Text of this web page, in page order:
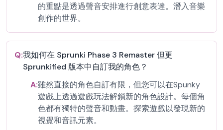
的重點是透過聲音安排進行創意表達。潛入音樂
創作的世界。
Q:我如何在 Sprunki Phase 3 Remaster 但更
Sprunkified 版本中自訂我的角色？
A:雖然直接的角色自訂有限，但您可以在Spunky
遊戲上透過遊戲玩法解鎖新的角色設計。每個角
色都有獨特的聲音和動畫。探索遊戲以發現新的
視覺和音訊元素。